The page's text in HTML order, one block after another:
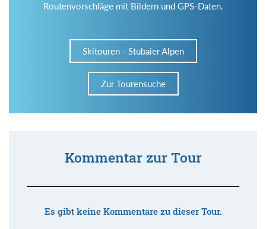
Routenvorschläge mit Bildern und GPS-Daten.
Skitouren - Stubaier Alpen
Zur Tourensuche
Kommentar zur Tour
Es gibt keine Kommentare zu dieser Tour.